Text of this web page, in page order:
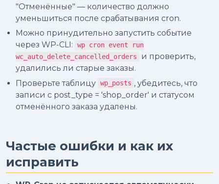
"Отменённые" — количество должно
уменьшиться после срабатывания cron.
Можно принудительно запустить событие
через WP-CLI:
wp cron event run
wc_auto_delete_cancelled_orders
и проверить,
удалились ли старые заказы.
Проверьте таблицу wp_posts , убедитесь, что
записи с post_type = 'shop_order' и статусом
отменённого заказа удалены.
Частые ошибки и как их
исправить